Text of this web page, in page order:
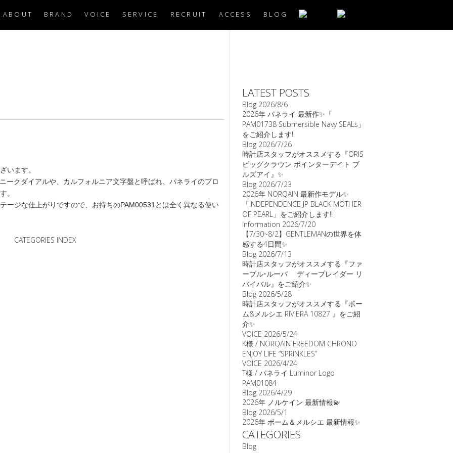
ABOUT BRAND VOICE SERVICE RECRUIT ACCESS BLOG
います。
ークダイアルや、カルフォルニア文字盤と呼ばれ、パネライのプロ
。
ージな仕上がりですので、お持ちのPAM00531とは全く異なる使い
CATEGORIES INDEX
LATEST POSTS
Blog 2026/8/6
2026年 パネライ 最新作✨「
PAM01738 Submersible Navy SEALs」
をご紹介します‼️
Blog 2026/7/26
時計店スタッフがオススメする『ORIS
ビッグクラウン ポインターデイト ブ
ルズアイ』✨
Blog 2026/7/23
2026年 NORQAIN 最新作モデル✨
「INDEPENDENCE JP BLACK MOTHER
OF PEARL」をご紹介します‼️
Information 2026/7/20
【7/30~8/2】GENTLEMANの世界を体
感する4日間✨
Blog 2026/7/13
時計店スタッフがオススメする『ファ
ーブル•ルーバ ディープレイダー リ
バイバル』をご紹介✨
Blog 2026/5/28
時計店スタッフがオススメする『ボー
ム&メルシエ RIVIERA 10827 』をご紹
介✨
VOICE 2026/5/24
K様 / NORQAIN FREEDOM CHRONO
ENJOY LIFE “SPRINKLES”
VOICE 2026/4/24
T様 / パネライ Luminor Logo
PAM01084
Blog 2026/4/29
2026年 ノルケイン 最新情報💫
Blog 2026/5/1
2026年 ボーム＆メルシエ 最新情報✨
CATEGORIES
Blog